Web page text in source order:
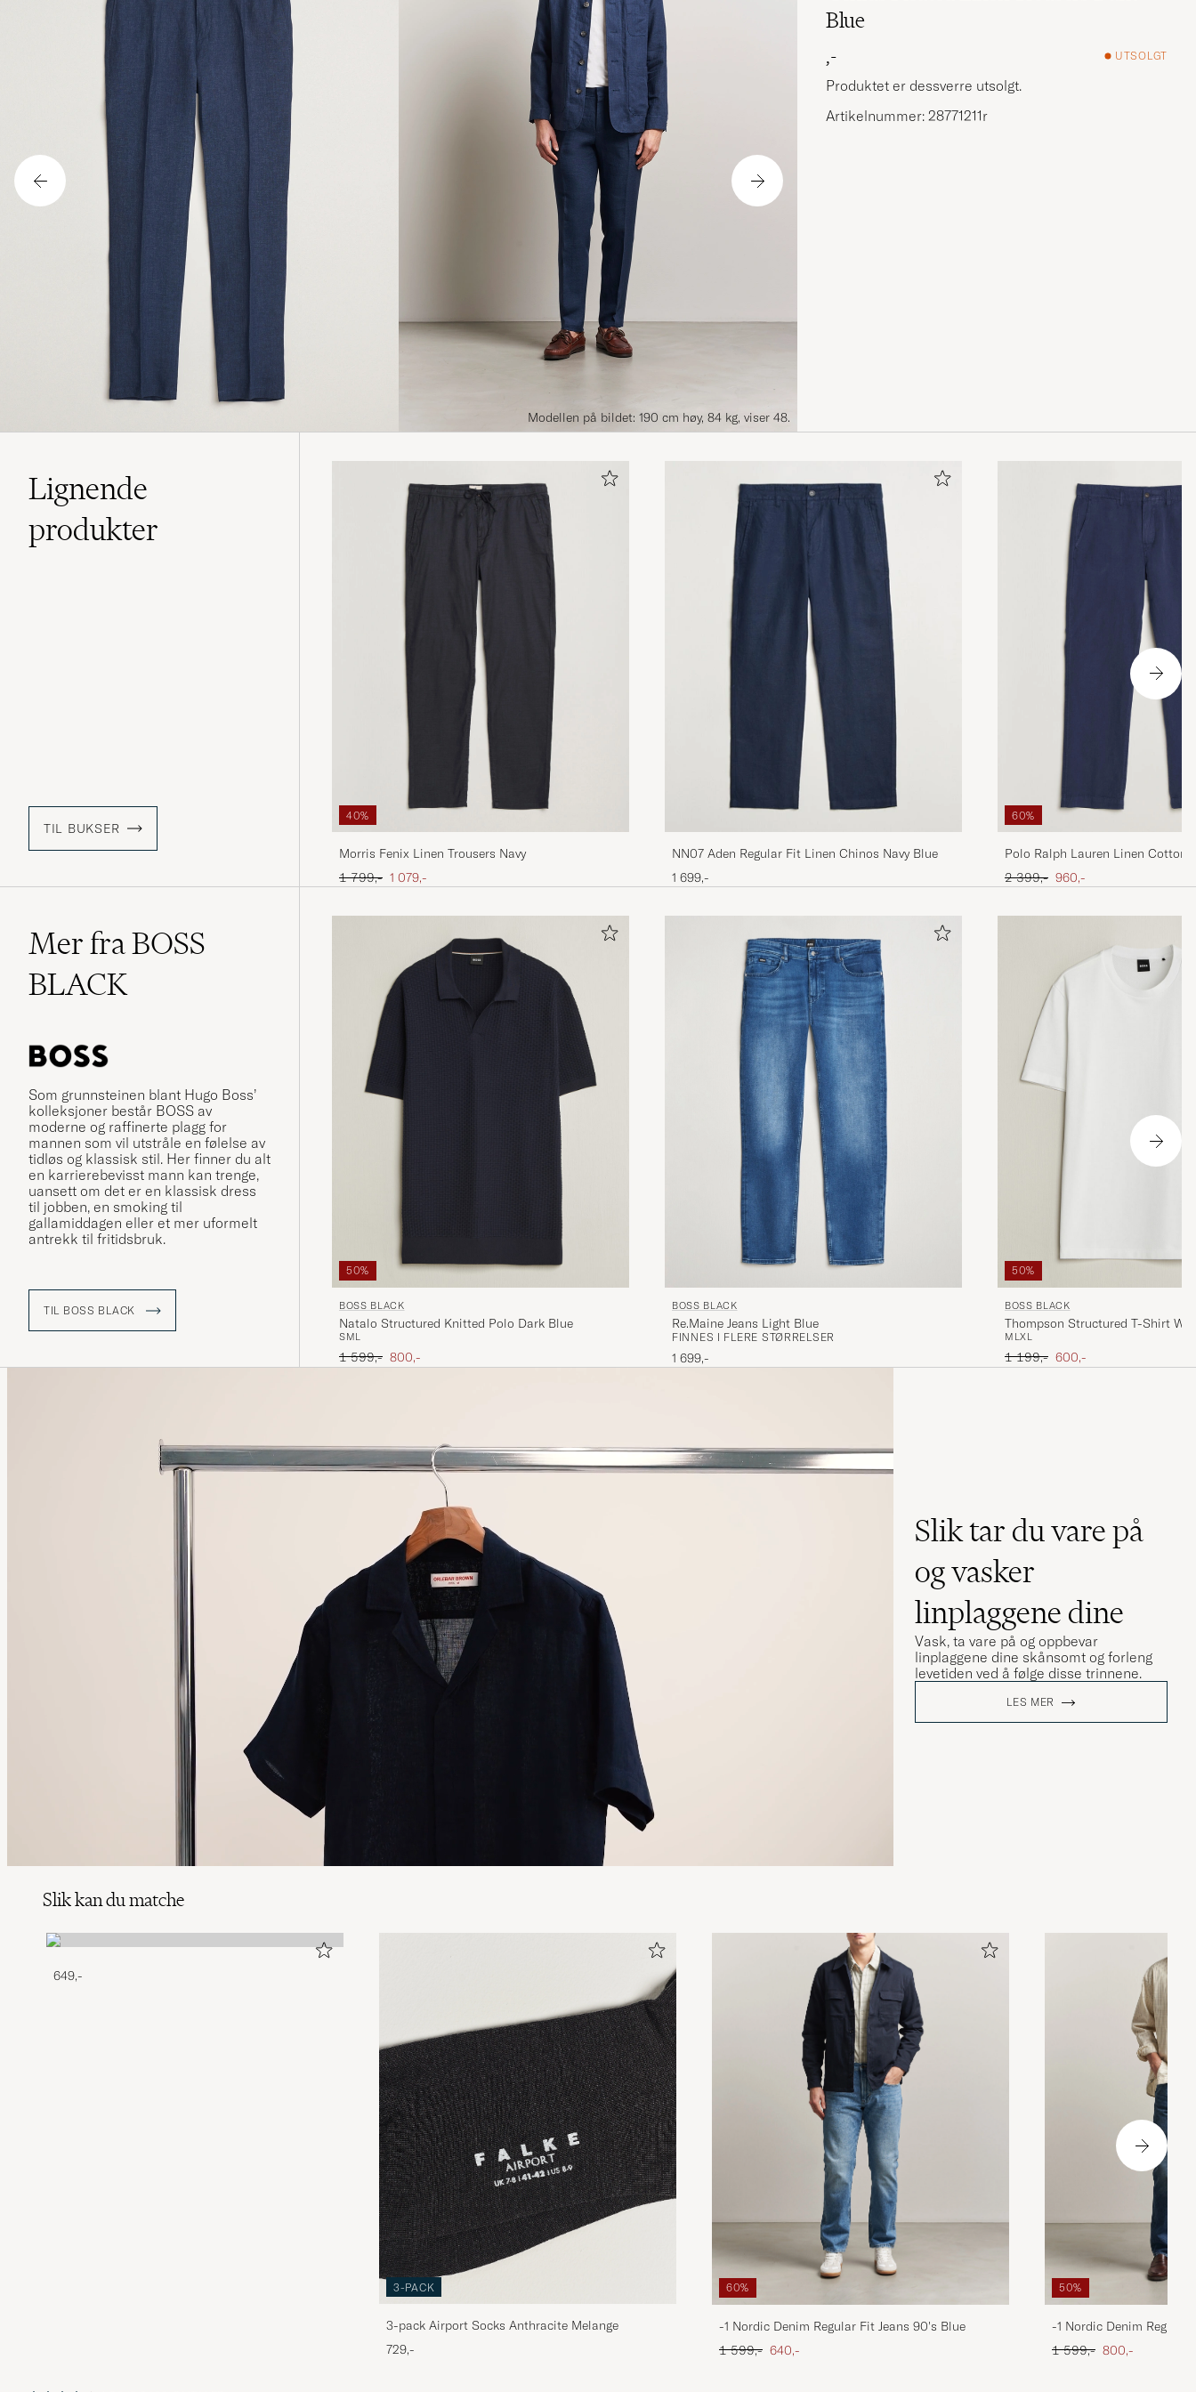
Modellen på bildet: 190 cm høy, 84 kg, viser 48.
Blue
,-
UTSOLGT
Produktet er dessverre utsolgt.
Artikelnummer: 28771211r
Lignende
produkter
TIL BUKSER
40%
Morris Fenix Linen Trousers Navy
Ordinær pris
1 799,- Nedsatt pris
1 079,-
NN07 Aden Regular Fit Linen Chinos Navy Blue
1 699,-
60%
Polo Ralph Lauren Linen Cotton
Classic Navy
Ordinær pris
2 399,- Nedsatt pris
960,-
Mer fra BOSS
BLACK
Som grunnsteinen blant Hugo Boss’
kolleksjoner består BOSS av
moderne og raffinerte plagg for
mannen som vil utstråle en følelse av
tidløs og klassisk stil. Her finner du alt
en karrierebevisst mann kan trenge,
uansett om det er en klassisk dress
til jobben, en smoking til
gallamiddagen eller et mer uformelt
antrekk til fritidsbruk.
TIL BOSS BLACK
50%
BOSS BLACK
Natalo Structured Knitted Polo Dark Blue
SML
Ordinær pris
1 599,- Nedsatt pris
800,-
BOSS BLACK
Re.Maine Jeans Light Blue
FINNES I FLERE STØRRELSER
1 699,-
50%
BOSS BLACK
Thompson Structured T-Shirt
M LXL
Ordinær pris
1 199,- Nedsatt pris
600,-
Slik tar du vare på
og vasker
linplaggene dine
Vask, ta vare på og oppbevar
linplaggene dine skånsomt og forleng
levetiden ved å følge disse trinnene.
LES MER
Slik kan du matche
649,-
3-PACK
3-pack Airport Socks Anthracite Melange
729,-
60%
-1 Nordic Denim Regular Fit Jeans 90's Blue
Ordinær pris
1 599,- Nedsatt pris
640,-
50%
-1 Nordic Denim Regular
Ordinær pris
1 599,- Nedsatt pris
800,-